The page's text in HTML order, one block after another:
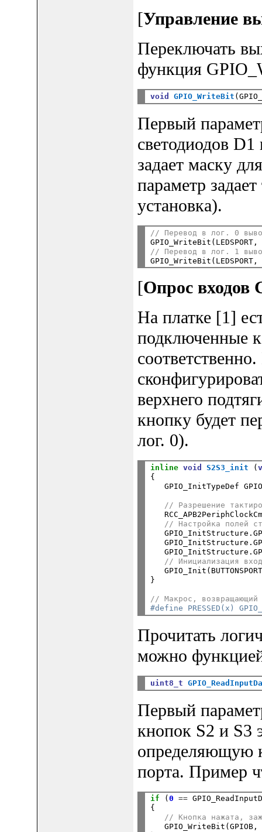
[Управление
Переключать
функция
void GPIO_WriteBit
Первый
светодиодов
задает маску
параметр
установка).
// Перевод в лог. 0
// Перевод в лог. 1
[Опрос входов
На платке [1]
подключенные
верхнего
кнопку будет
лог. 0).
inline void S2S3_init (
{
GPIO_InitTypeDef
// Разрешение
// Настройка полей
// Инициализация
}
// Макрос,
#define PRESSED(x)
Прочитать
можно
uint8_t
Первый
кнопок S2 и S3
определяющую
порта. Пример
if ( 0 ==
{
// Кнопка нажата,
GPIO_WriteBit(GPIOB,